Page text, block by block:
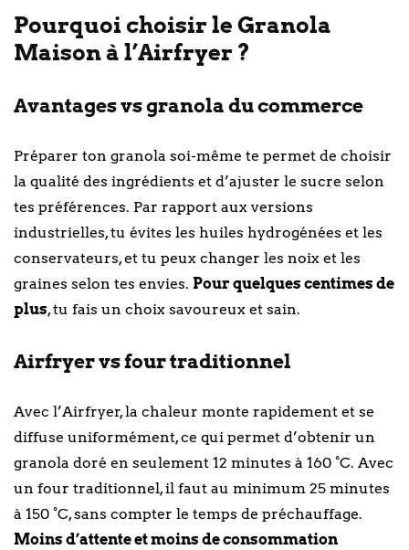
Pourquoi choisir le Granola
Maison à l’Airfryer ?
Avantages vs granola du commerce
Préparer ton granola soi-même te permet de choisir
la qualité des ingrédients et d’ajuster le sucre selon
tes préférences. Par rapport aux versions
industrielles, tu évites les huiles hydrogénées et les
conservateurs, et tu peux changer les noix et les
graines selon tes envies. Pour quelques centimes de
plus, tu fais un choix savoureux et sain.
Airfryer vs four traditionnel
Avec l’Airfryer, la chaleur monte rapidement et se
diffuse uniformément, ce qui permet d’obtenir un
granola doré en seulement 12 minutes à 160 °C. Avec
un four traditionnel, il faut au minimum 25 minutes
à 150 °C, sans compter le temps de préchauffage.
Moins d’attente et moins de consommation